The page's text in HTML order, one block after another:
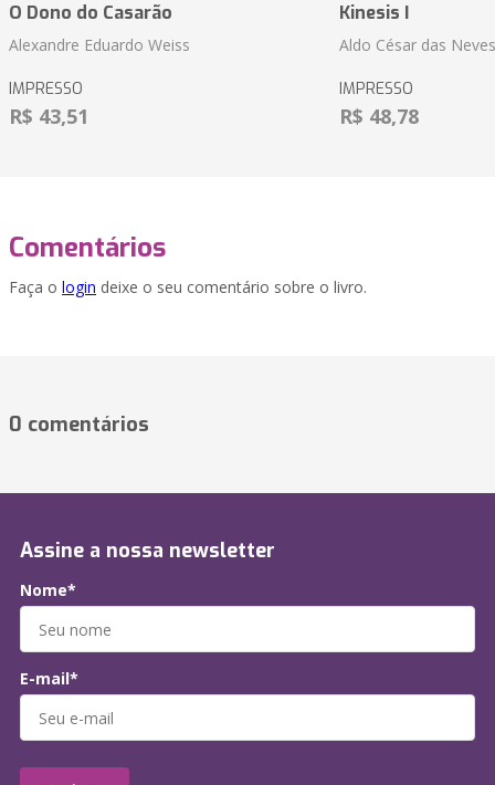
O Dono do Casarão
Alexandre Eduardo Weiss
IMPRESSO
R$ 43,51
Kinesis I
Aldo César das
IMPRESSO
R$ 48,78
Comentários
Faça o login deixe o seu comentário sobre o livro.
0 comentários
Assine a nossa newsletter
Nome*
E-mail*